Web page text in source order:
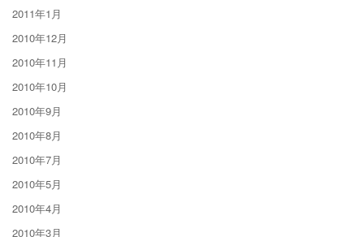
2011年1月
2010年12月
2010年11月
2010年10月
2010年9月
2010年8月
2010年7月
2010年5月
2010年4月
2010年3月